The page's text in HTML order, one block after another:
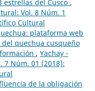
estrellas del Cusco ,
Vol. 8 Núm. 1
Cultural
plataforma web
quechua cusqueño
, Yachay -
7 Núm. 01 (2018):
de la obligación